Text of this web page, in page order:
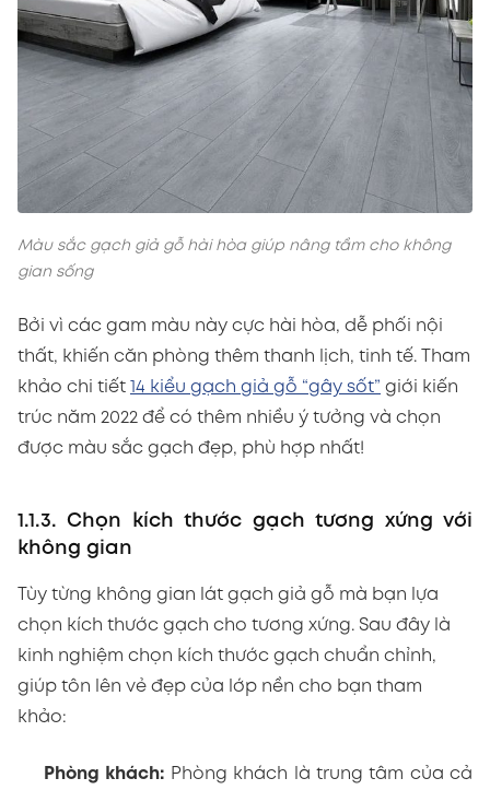
Màu sắc gạch giả gỗ hài hòa giúp nâng tầm cho không
gian sống
Bởi vì các gam màu này cực hài hòa, dễ phối nội
thất, khiến căn phòng thêm thanh lịch, tinh tế. Tham
khảo chi tiết 14 kiểu gạch giả gỗ “gây sốt” giới kiến
trúc năm 2022 để có thêm nhiều ý tưởng và chọn
được màu sắc gạch đẹp, phù hợp nhất!
1.1.3. Chọn kích thước gạch tương xứng với
không gian
Tùy từng không gian lát gạch giả gỗ mà bạn lựa
chọn kích thước gạch cho tương xứng. Sau đây là
kinh nghiệm chọn kích thước gạch chuẩn chỉnh,
giúp tôn lên vẻ đẹp của lớp nền cho bạn tham
khảo:
Phòng khách: Phòng khách là trung tâm của cả